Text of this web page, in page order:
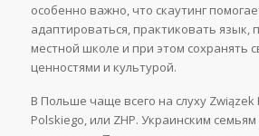
особенно важно, что скаутинг
адаптироваться, практиковать язык,
местной школе и при этом сохранять
ценностями и культурой.
В Польше чаще всего на слуху Związek
Polskiego, или ZHP. Украинским